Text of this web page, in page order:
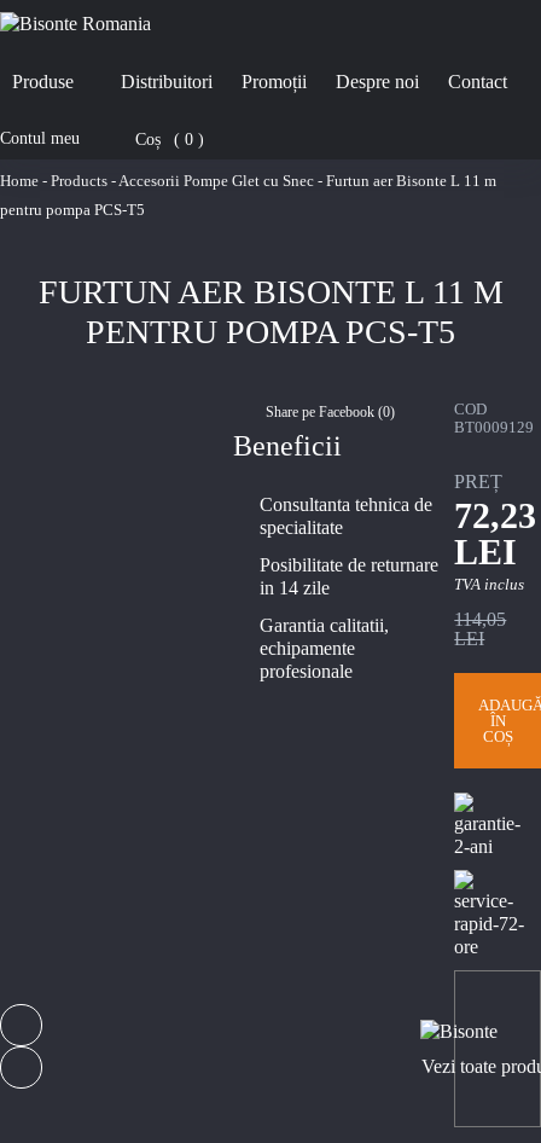
Produse Distribuitori Promoții Despre noi Contact
Contul meu Coș 0
Home - Products -Accesorii Pompe Glet cu Snec - Furtun aer Bisonte L 11 m
pentru pompa PCS-T5
FURTUN AER BISONTE L 11 M
PENTRU POMPA PCS-T5
Share pe Facebook (0)
Beneficii
Consultanta tehnica de
specialitate
Posibilitate de returnare
in 14 zile
Garantia calitatii,
echipamente
profesionale
COD
BT0009129
PREȚ
72,23
LEI
TVA inclus
114,05
LEI
ÎN
COȘ
Vezi toate